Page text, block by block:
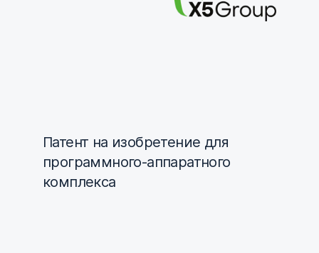
Патент на изобретение для
программного-аппаратного
комплекса